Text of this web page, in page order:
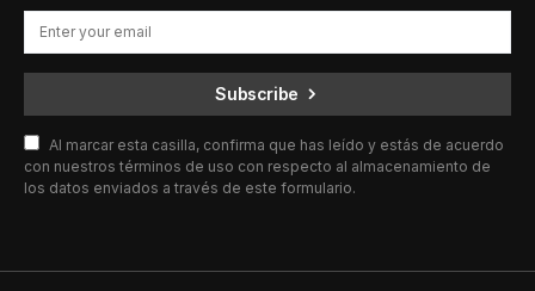
Subscribe
Al marcar esta casilla, confirma que has leído y estás de acuerdo
con nuestros términos de uso con respecto al almacenamiento de
los datos enviados a través de este formulario.